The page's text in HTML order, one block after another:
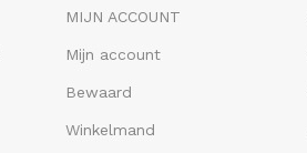
MIJN ACCOUNT
Mijn account
Bewaard
Winkelmand